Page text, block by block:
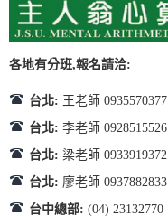
各地有分班,報名請洽:
台北: 王老師 0935570377
台北: 李老師 0928515526
台北: 梁老師 0933919372
台北: 廖老師 0937882833
台中總部: (04) 23132770